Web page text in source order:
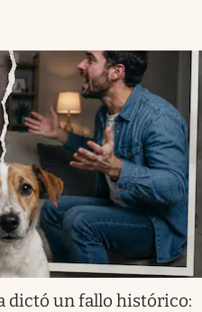
dictó un fallo histórico: